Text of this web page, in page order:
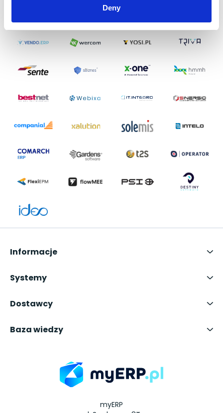
Deny
myERP
Informacje
Systemy
Dostawcy
Baza wiedzy